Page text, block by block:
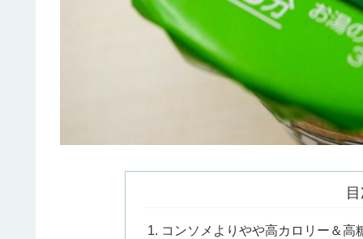
コンソメよりやや高カロリー＆高